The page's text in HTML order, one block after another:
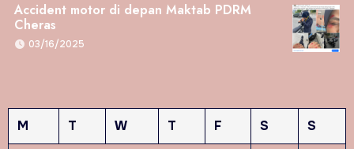
Accident motor di depan Maktab PDRM
Cheras
03/16/2025
M T W T F S
S